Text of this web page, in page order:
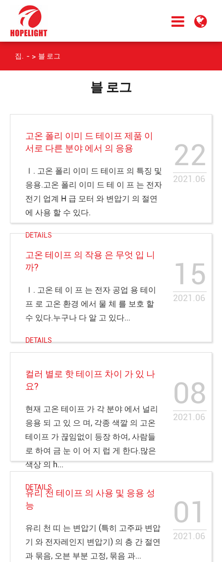
집. 블 로그
블 로그
고온 폴리 이미 드 테이프 제품 이
서로 다른 분야 에서 의 응용
22
2021.06
Ⅰ. 고온 폴리 이미 드 테이프 의 특징 및
응용.고온 폴리 이미 드 테 이 프 는 전자
전기 업계 H 급 모터 와 변압기 의 절연
에 사용 할 수 있다.
DETAILS
고온 테이프 의 작용 은 무엇 입 니
까?
15
2021.06
Ⅰ. 고온 테 이 프 는 전자 공업 용 테이
프 로 고온 환경 에서 물 체 를 보호 할
수 있다.누구나 다 알 고 있다...
DETAILS
컬러 별로 핫 테이프 차이 가 있 나
요?
08
2021.06
현재 고온 테이프 가 각 분야 에서 널리
응용 되 고 있 으 며, 각종 색깔 의 고온
테이프 가 끊임없이 등장 하여, 사람들
로 하여 금 눈 이 어 지 럽 게 한다.많은
색상 의 h...
DETAILS
유리 천 테이프 의 사용 및 응용 성
능
01
2021.06
유리 천 띠 는 변압기 (특히 고주파 변압
기 와 전자레인지 변압기) 의 층 간 절연
과 묶음, 오븐 부분 고정, 묶음 과...